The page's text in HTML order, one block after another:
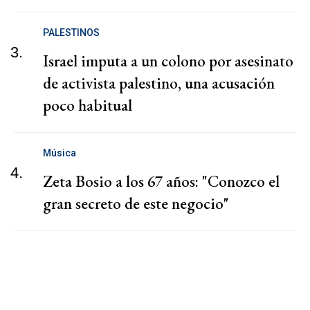
3.
PALESTINOS
Israel imputa a un colono por asesinato
de activista palestino, una acusación
poco habitual
4.
Música
Zeta Bosio a los 67 años: "Conozco el
gran secreto de este negocio"